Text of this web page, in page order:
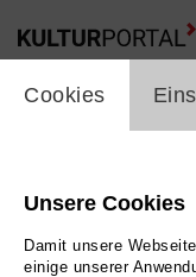
Cookies
Unsere Cookies
Damit unsere
einige unserer